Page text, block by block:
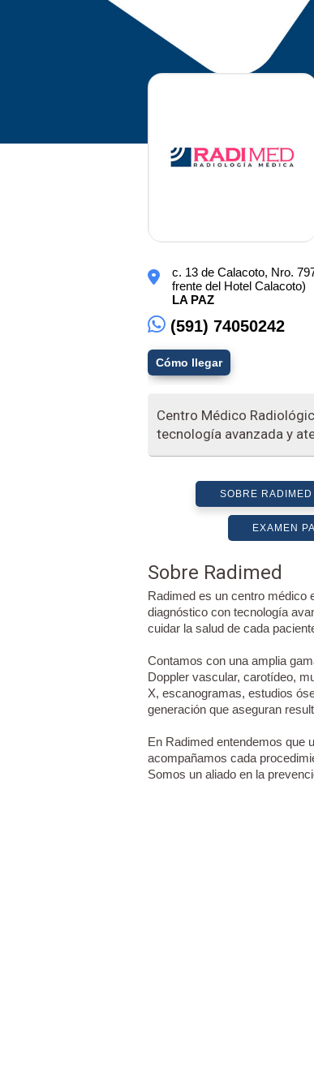
c. 13 de Calacoto, Nro.
frente del Hotel Calacoto)
LA PAZ
(591) 74050242
Cómo llegar
Centro Médico
tecnología avanzada y
SOBRE RADIMED
EXAMEN
Sobre Radimed
Radimed es un centro médico
diagnóstico con tecnología
cuidar la salud de cada
Contamos con una amplia
Doppler vascular, carotídeo,
X, escanogramas, estudios
generación que aseguran
En Radimed entendemos que
acompañamos cada
Somos un aliado en la